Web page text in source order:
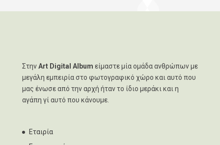
ΣτηνArt Digital Album είμαστε μία ομάδα ανθρώπων με
μεγάλη εμπειρία στο φωτογραφικό χώρο και αυτό που
μας ένωσε από την αρχή ήταν το ίδιο μεράκι και η
αγάπη γί αυτό που κάνουμε.
Εταιρία